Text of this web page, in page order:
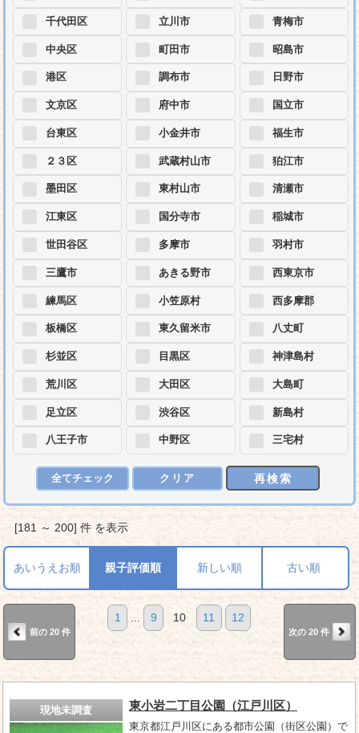
千代田区
中央区
港区
文京区
台東区
２３区
墨田区
江東区
世田谷区
三鷹市
練馬区
板橋区
杉並区
荒川区
足立区
八王子市
立川市
町田市
調布市
府中市
小金井市
武蔵村山市
東村山市
国分寺市
多摩市
あきる野市
小笠原村
東久留米市
目黒区
大田区
渋谷区
中野区
青梅市
昭島市
日野市
国立市
福生市
狛江市
清瀬市
稲城市
羽村市
西東京市
西多摩郡
八丈町
神津島村
大島町
新島村
三宅村
全てチェック クリア 再検索
[181 ～ 200] 件 を表示
あいうえお順 親子評価順 新しい順 古い順
前の 20 件
1 ... 9 10 11 12
次の 20 件
現地未調査 東小岩二丁目公園（江戸川区）
東京都江戸川区にある都市公園（街区公園）で